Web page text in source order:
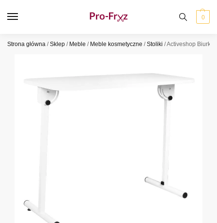
0
Strona główna /Sklep / Meble / Meble kosmetyczne /Stoliki /Activeshop Biurko